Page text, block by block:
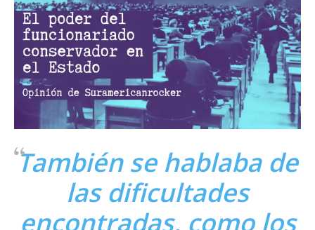
También se hablaba de
las dificultades
encontradas, como los